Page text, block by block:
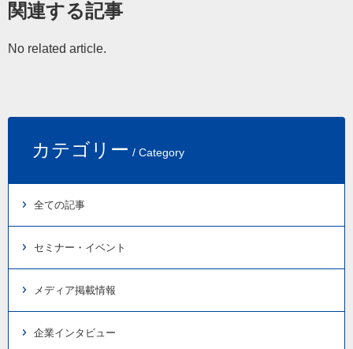
関連する記事
No related article.
カテゴリー / Category
全ての記事
セミナー・イベント
メディア掲載情報
企業インタビュー